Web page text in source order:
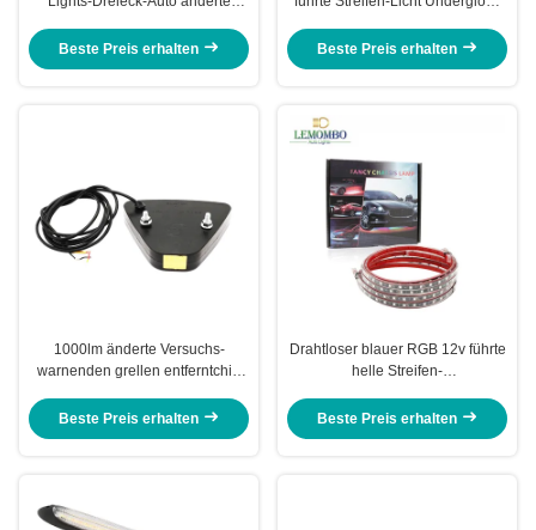
Beste Preis erhalten
Beste Preis erhalten
1000lm änderte Versuchs-
warnenden grellen entferntchip
LED
Beste Preis erhalten
Drahtloser blauer RGB 12v führte
helle Streifen-
Autos 6W
Beste Preis erhalten